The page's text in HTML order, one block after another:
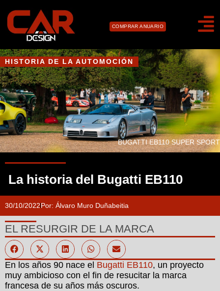
COMPRAR ANUARIO
HISTORIA DE LA AUTOMOCIÓN
BUGATTI EB110 SUPER SPORT
La historia del Bugatti EB110
30/10/2022Por: Álvaro Muro Duñabeitia
EL RESURGIR DE LA MARCA
En los años 90 nace el Bugatti EB110, un proyecto
muy ambicioso con el fin de resucitar la marca
francesa de su años más oscuros.